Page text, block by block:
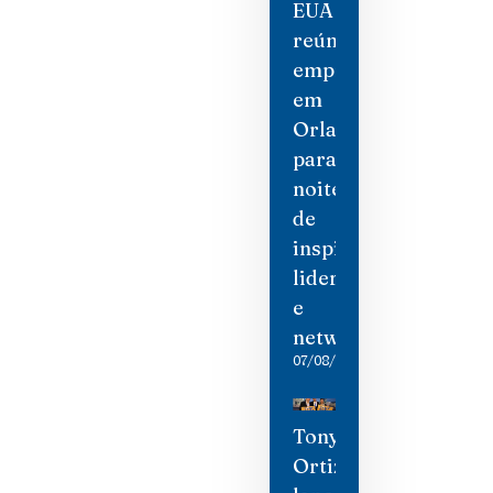
EUA
reúne
empresárias
em
Orlando
para
noite
de
inspiração,
liderança
e
networking
07/08/2026
Tony
Ortiz